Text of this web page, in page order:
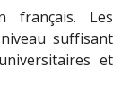
français. Les
suffisant
et